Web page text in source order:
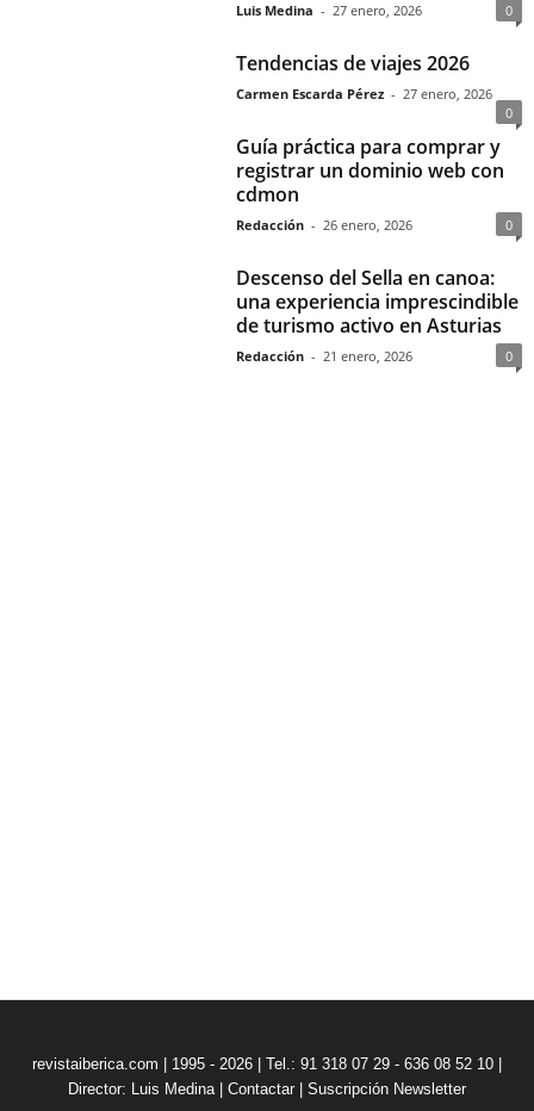
Luis Medina - 27 enero, 2026 0
Tendencias de viajes 2026
Carmen Escarda Pérez - 27 enero, 2026
0
Guía práctica para comprar y
registrar un dominio web con
cdmon
Redacción - 26 enero, 2026 0
Descenso del Sella en canoa:
una experiencia imprescindible
de turismo activo en Asturias
Redacción - 21 enero, 2026 0
revistaiberica.com | 1995 - 2026 | Tel.: 91 318 07 29 - 636 08 52 10 |
Director: Luis Medina| Contactar Suscripción Newsletter